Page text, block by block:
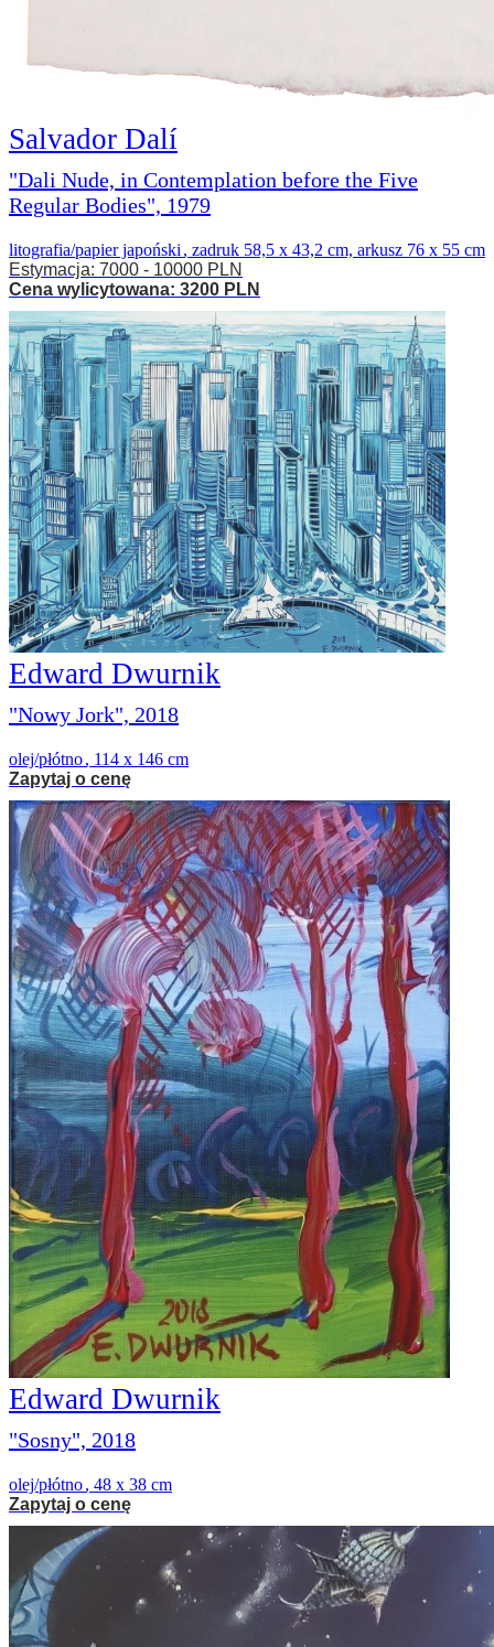
Salvador Dalí
"Dali Nude, in Contemplation before the Five
Regular Bodies", 1979
litografia/papier japoński, zadruk 58,5 x 43,2 cm, arkusz 76 x 55 cm
Estymacja: 7000 - 10000 PLN
Cena wylicytowana: 3200 PLN
Edward Dwurnik
"Nowy Jork", 2018
olej/płótno, 114 x 146 cm
Zapytaj o cenę
Edward Dwurnik
"Sosny", 2018
olej/płótno, 48 x 38 cm
Zapytaj o cenę